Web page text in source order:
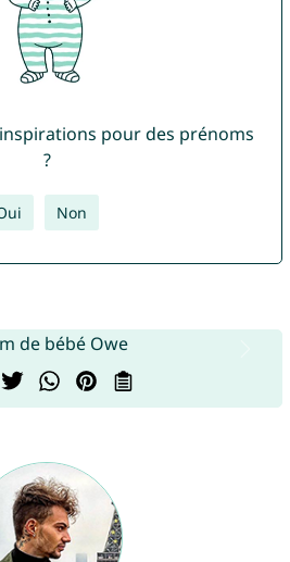
pour des prénoms
?
Non